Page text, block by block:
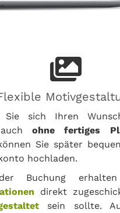
Sie sich Ihren
ohne fertiges
Sie später
hochladen.
Buchung
direkt
sein sollte.